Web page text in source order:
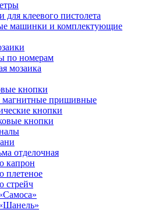
для клеевого пистолета
машинки и комплектующие
по номерам
мозаика
кнопки
пришивные
кнопки
кнопки
отделочная
капрон
плетеное
стрейч